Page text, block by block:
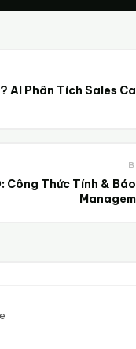
AI Phân Tích Sales
Công Thức Tính &